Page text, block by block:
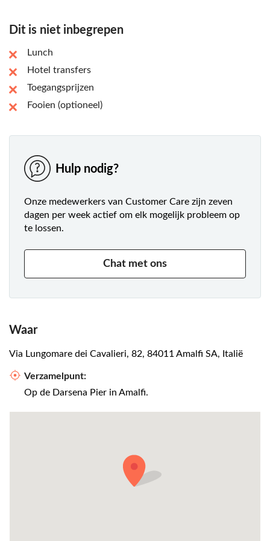
Dit is niet inbegrepen
Lunch
Hotel transfers
Toegangsprijzen
Fooien (optioneel)
Hulp nodig?
Onze medewerkers van Customer Care zijn zeven
dagen per week actief om elk mogelijk probleem op
te lossen.
Chat met ons
Waar
Via Lungomare dei Cavalieri, 82, 84011 Amalfi SA, Italië
Verzamelpunt:
Op de Darsena Pier in Amalfi.